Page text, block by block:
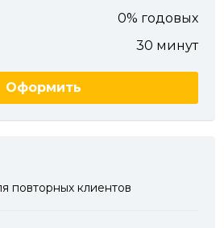
0% годовых
30 минут
Оформить
повторных клиентов